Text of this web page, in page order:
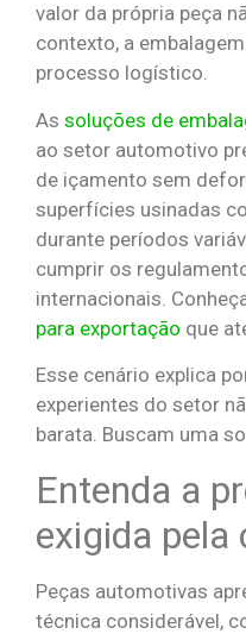
valor da própria peça
contexto, a
processo logístico.
As soluções de
ao setor automotivo
de içamento sem
superfícies usinadas
durante períodos
cumprir os
internacionais.
para exportação que
Esse cenário explica
experientes do setor
barata. Buscam uma
Entenda a
exigida pela
Peças automotivas
técnica considerável,